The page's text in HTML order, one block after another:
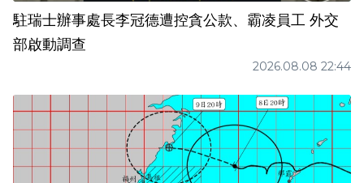
駐瑞士辦事處長李冠德遭控貪公款、霸凌員工 外交
部啟動調查
2026.08.08 22:44